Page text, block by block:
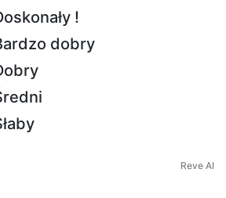
!
dobry
Reve AI